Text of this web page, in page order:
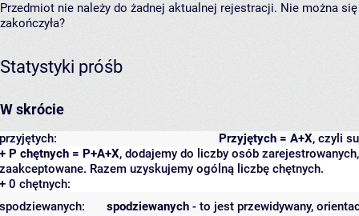
Przedmiot nie należy do żadnej aktualnej rejestracji. Nie można
zakończyła?
Statystyki próśb
W skrócie
Przyjętych = A+X, czyli
przyjętych:
+ P chętnych = P+A+X, dodajemy do liczby osób
zaakceptowane. Razem uzyskujemy ogólną liczbę chętnych.
+ 0 chętnych:
spodziewanych - to jest przewidywany,
spodziewanych: